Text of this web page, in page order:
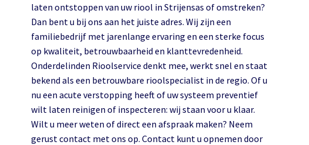
laten ontstoppen van uw riool in Strijensas of omstreken?
Dan bent u bij ons aan het juiste adres. Wij zijn een
familiebedrijf met jarenlange ervaring en een sterke focus
op kwaliteit, betrouwbaarheid en klanttevredenheid.
Onderdelinden Rioolservice denkt mee, werkt snel en staat
bekend als een betrouwbare rioolspecialist in de regio. Of u
nu een acute verstopping heeft of uw systeem preventief
wilt laten reinigen of inspecteren: wij staan voor u klaar.
Wilt u meer weten of direct een afspraak maken? Neem
gerust contact met ons op. Contact kunt u opnemen door